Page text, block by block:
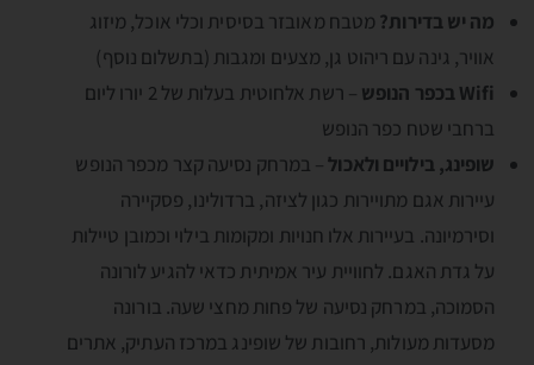
מה יש בדירות? מטבח מאובזר בסיסית וכלי אוכל, מיזוג
אוויר, גינה עם ריהוט גן, מצעים ומגבות (בתשלום נוסף)
Wifi בכפר הנופש
– רשת אלחוטית בעלות של 2 יורו ליום
ברחבי שטח כפר הנופש
שופינג, בילויים ולאכול– במרחק נסיעה קצר מכפר הנופש
עיירות אגם מתויירות כגון לציזה, ברדולינו, פסקיירה
וסירמיונה. בעיירות אלו חנויות ומקומות בילוי וכמובן טיילות
על גדת האגם. לחוויית עיר אמיתית כדאי להגיע לורונה
הסמוכה, במרחק נסיעה של פחות מחצי שעה. בורונה
מסעדות מעולות, רחובות של שופינג במרכז העתיק, אתרים